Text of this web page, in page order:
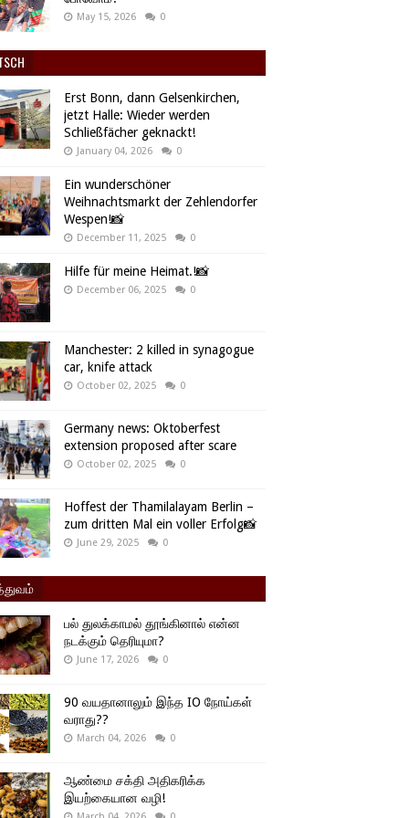
May 15, 2026 0
Erst Bonn, dann Gelsenkirchen,
jetzt Halle: Wieder werden
Schließfächer geknackt!
January 04, 2026 0
Ein wunderschöner
Weihnachtsmarkt der Zehlendorfer
Wespen!📸
December 11, 2025 0
Hilfe für meine Heimat.!📸
December 06, 2025 0
Manchester: 2 killed in synagogue
car, knife attack
October 02, 2025 0
Germany news: Oktoberfest
extension proposed after scare
October 02, 2025 0
Hoffest der Thamilalayam Berlin –
zum dritten Mal ein voller Erfolg📸
June 29, 2025 0
பல் துலக்காமல் தூங்கினால் என்ன
நடக்கும் தெரியுமா?
June 17, 2026 0
90 வயதானாலும் இந்த IO நோய்கள்
வராது??
March 04, 2026 0
ஆண்மை சக்தி அதிகரிக்க
இயற்கையான வழி!